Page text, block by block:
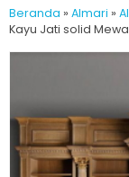
Beranda » Almari »
Kayu Jati solid